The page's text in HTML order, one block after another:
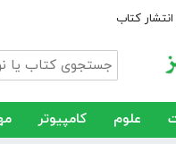
کتاب
علوم کامپیوتر